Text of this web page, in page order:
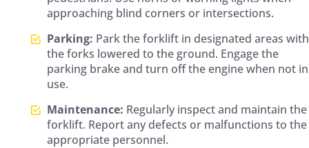
approaching blind corners or intersections.
Parking: Park the forklift in designated areas with
the forks lowered to the ground. Engage the
parking brake and turn off the engine when not in
use.
Maintenance: Regularly inspect and maintain the
forklift. Report any defects or malfunctions to the
appropriate personnel.